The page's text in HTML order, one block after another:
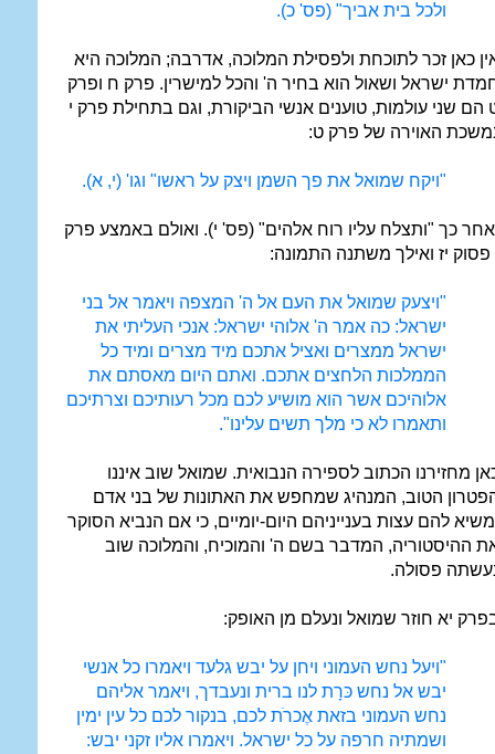
ולכל בית אביך" (פס' כ).
כאן זכר לתוכחת ולפסילת המלוכה, אדרבה; המלוכה היא
ישראל ושאול הוא בחיר ה' והכל למישרין. פרק ח ופרק
הם שני עולמות, טוענים אנשי הביקורת, וגם בתחילת פרק י
האוירה של פרק ט:
"ויקח שמואל את פך השמן ויצק על ראשו" וגו' (י, א).
כך "ותצלח עליו רוח אלהים" (פס' י). ואולם באמצע פרק
פסוק יז ואילך משתנה התמונה:
"ויצעק שמואל את העם אל ה' המצפה ויאמר אל בני
ישראל: כה אמר ה' אלוהי ישראל: אנכי העליתי את
ישראל ממצרים ואציל אתכם מיד מצרים ומיד כל
הממלכות הלחצים אתכם. ואתם היום מאסתם את
אלוהיכם אשר הוא מושיע לכם מכל רעותיכם וצרתיכם
ותאמרו לא כי מלך תשים עלינו".
מחזירנו הכתוב לספירה הנבואית. שמואל שוב איננו
הטוב, המנהיג שמחפש את האתונות של בני אדם
להם עצות בענייניהם היום-יומיים, כי אם הנביא הסוקר
ההיסטוריה, המדבר בשם ה' והמוכיח, והמלוכה שוב
פסולה.
יא חוזר שמואל ונעלם מן האופק:
"ויעל נחש העמוני ויחן על יבש גלעד ויאמרו כל אנשי
יבש אל נחש כּרָת לנו ברית ונעבדך, ויאמר אליהם
נחש העמוני בזאת אֶכרֺת לכם, בנקור לכם כל עין ימין
ושמתיה חרפה על כל ישראל. ויאמרו אליו זקני יבש: